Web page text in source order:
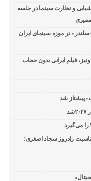
و نظارت سینما در جلسه
در موزه سینمای ایران
فیلم ایرانی بدون حجاب
زادروز سجاد اصغری؛